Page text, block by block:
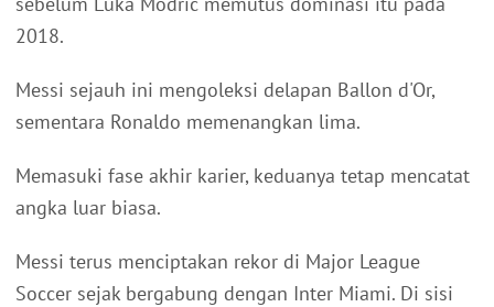
2018.
Messi sejauh ini mengoleksi delapan Ballon d'Or,
sementara Ronaldo memenangkan lima.
Memasuki fase akhir karier, keduanya tetap mencatat
angka luar biasa.
Messi terus menciptakan rekor di Major League
Soccer sejak bergabung dengan Inter Miami. Di sisi